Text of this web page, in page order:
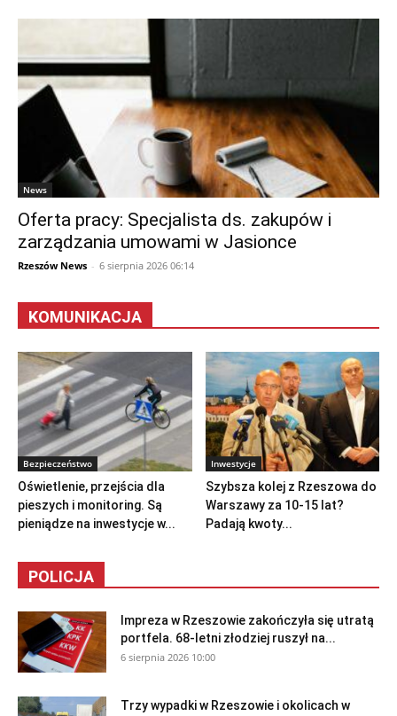
News
Oferta pracy: Specjalista ds. zakupów i
zarządzania umowami w Jasionce
Rzeszów News - 6 sierpnia 2026 06:14
KOMUNIKACJA
Bezpieczeństwo
Oświetlenie, przejścia dla
pieszych i monitoring. Są
pieniądze na inwestycje w...
Inwestycje
Szybsza kolej z Rzeszowa do
Warszawy za 10-15 lat?
Padają kwoty...
POLICJA
Impreza w Rzeszowie zakończyła się utratą
portfela. 68-letni złodziej ruszył na...
6 sierpnia 2026 10:00
Trzy wypadki w Rzeszowie i okolicach w